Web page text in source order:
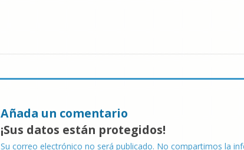
Añada un comentario
¡Sus datos están protegidos!
Su correo electrónico no será publicado. No compartimos la